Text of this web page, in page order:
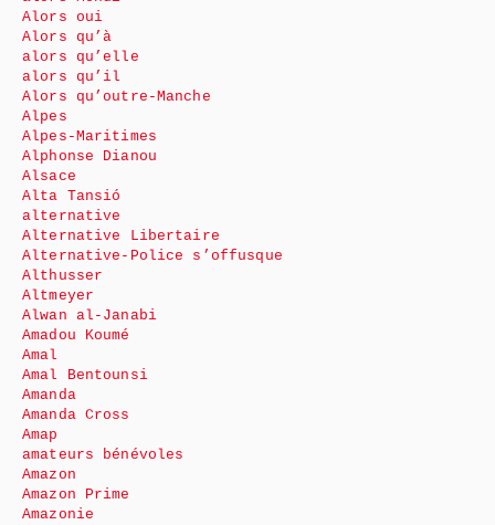
Alors oui
Alors qu’à
alors qu’elle
alors qu’il
Alors qu’outre-Manche
Alpes
Alpes-Maritimes
Alphonse Dianou
Alsace
Alta Tansió
alternative
Alternative Libertaire
Alternative-Police s’offusque
Althusser
Altmeyer
Alwan al-Janabi
Amadou Koumé
Amal
Amal Bentounsi
Amanda
Amanda Cross
Amap
amateurs bénévoles
Amazon
Amazon Prime
Amazonie